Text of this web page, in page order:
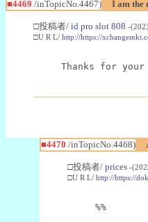
■4469 /inTopicNo.4467) I am the
□投稿者/ id pro slot 808 -
□U R L/ http://https://
Thanks for
■4470 /inTopicNo.4468)
□投稿者/ prices -
□U R L/ http://https://
%%